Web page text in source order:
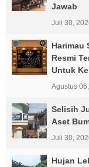
Jawab
Juli 30,
Harimau
Resmi
Untuk
Agustus
Selisih
Aset
Juli 30,
Hujan